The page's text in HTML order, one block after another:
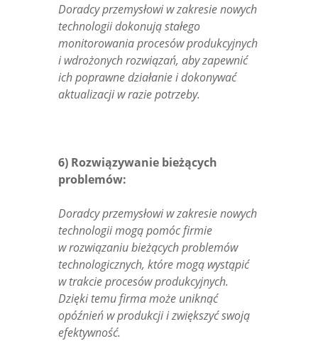
Doradcy przemysłowi w zakresie nowych
technologii dokonują stałego
monitorowania procesów produkcyjnych
i wdrożonych rozwiązań, aby zapewnić
ich poprawne działanie i dokonywać
aktualizacji w razie potrzeby.
6) Rozwiązywanie bieżących
problemów:
Doradcy przemysłowi w zakresie nowych
technologii mogą pomóc firmie
w rozwiązaniu bieżących problemów
technologicznych, które mogą wystąpić
w trakcie procesów produkcyjnych.
Dzięki temu firma może uniknąć
opóźnień w produkcji i zwiększyć swoją
efektywność.